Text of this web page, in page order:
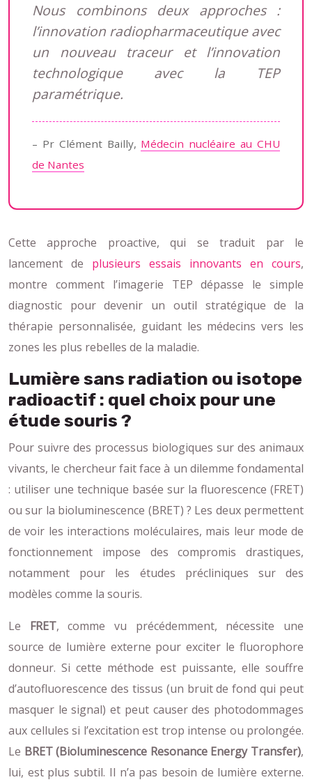
Nous combinons deux approches :
l’innovation radiopharmaceutique avec
un nouveau traceur et l’innovation
technologique avec la TEP
paramétrique.
– Pr Clément Bailly, Médecin nucléaire au CHU
de Nantes
Cette approche proactive, qui se traduit par le
lancement de plusieurs essais innovants en cours,
montre comment l’imagerie TEP dépasse le simple
diagnostic pour devenir un outil stratégique de la
thérapie personnalisée, guidant les médecins vers les
zones les plus rebelles de la maladie.
Lumière sans radiation ou isotope
radioactif : quel choix pour une
étude souris ?
Pour suivre des processus biologiques sur des animaux
vivants, le chercheur fait face à un dilemme fondamental
: utiliser une technique basée sur la fluorescence (FRET)
ou sur la bioluminescence (BRET) ? Les deux permettent
de voir les interactions moléculaires, mais leur mode de
fonctionnement impose des compromis drastiques,
notamment pour les études précliniques sur des
modèles comme la souris.
Le FRET, comme vu précédemment, nécessite une
source de lumière externe pour exciter le fluorophore
donneur. Si cette méthode est puissante, elle souffre
d’autofluorescence des tissus (un bruit de fond qui peut
masquer le signal) et peut causer des photodommages
aux cellules si l’excitation est trop intense ou prolongée.
Le BRET (Bioluminescence Resonance Energy Transfer),
lui, est plus subtil. Il n’a pas besoin de lumière externe.